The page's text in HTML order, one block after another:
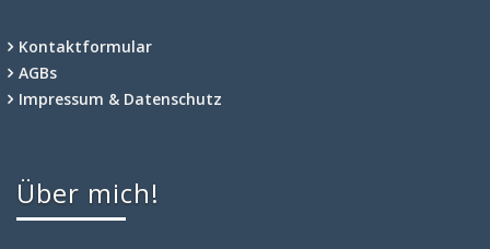
Kontaktformular
AGBs
Impressum & Datenschutz
Über mich!